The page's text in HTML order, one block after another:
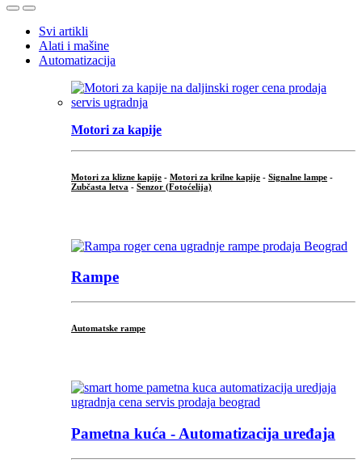
OpenClose
Svi artikli
Alati i mašine
Automatizacija
Motori za kapije
Motori za klizne kapije - Motori za krilne kapije - Signalne lampe -
Zubčasta letva - Senzor (Fotoćelija)
Rampe
Automatske rampe
Pametna kuća - Automatizacija uređaja